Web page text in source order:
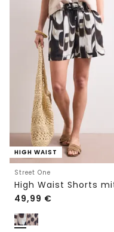
HIGH WAIST
Street One
49,99 €